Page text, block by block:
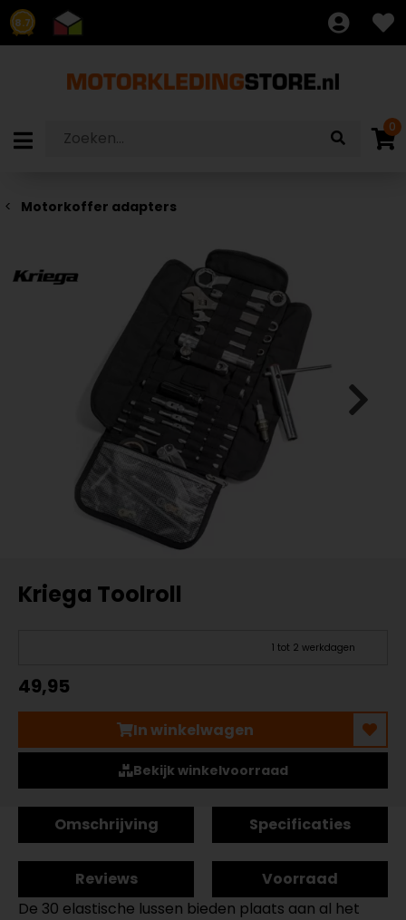
8.7
0
Motorkoffer adapters
Kriega Toolroll
1 tot 2 werkdagen
49,95
In winkelwagen
Bekijk winkelvoorraad
Omschrijving Specificaties
Reviews
Voorraad
De 30 elastische lussen bieden plaats aan al het